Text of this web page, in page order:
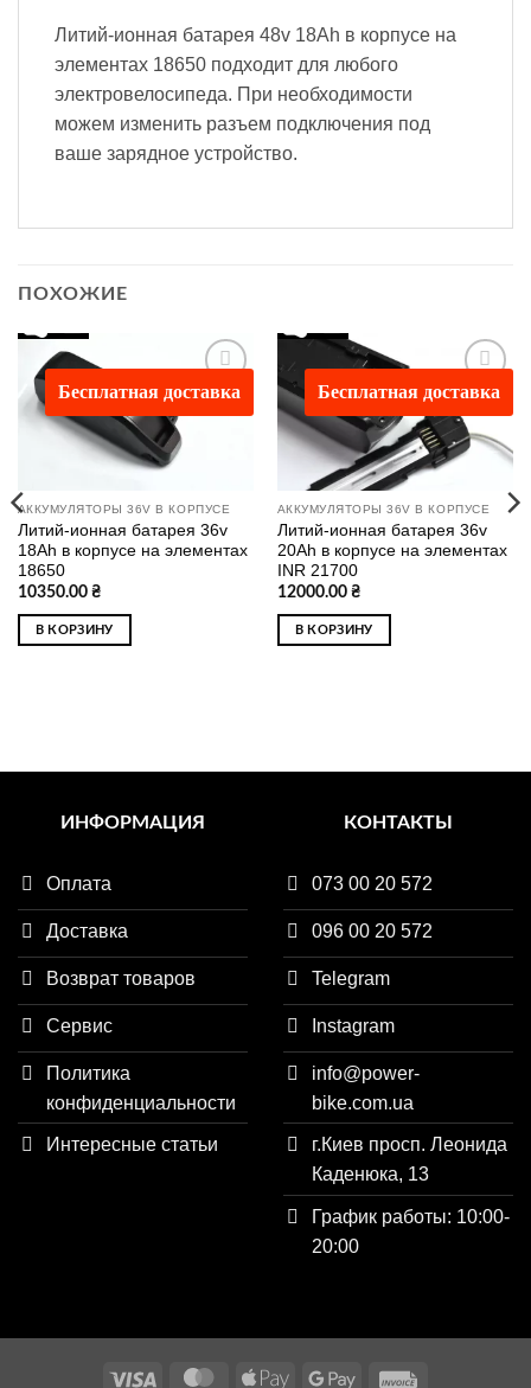
Литий-ионная батарея 48v 18Ah в корпусе на
элементах 18650 подходит для любого
электровелосипеда. При необходимости
можем изменить разъем подключения под
ваше зарядное устройство.
ПОХОЖИЕ
Бесплатная доставка
Додати
до
АККУМУЛЯТОРЫ 36V В КОРПУСЕ
Литий-ионная батарея 36v
18Ah в корпусе на элементах
18650
10350.00 ₴
В КОРЗИНУ
Бесплатная доставка
Додати
до
списку
бажань
АККУМУЛЯТОРЫ 36V В КОРПУСЕ
Литий-ионная батарея 36v
20Ah в корпусе на элементах
INR 21700
12000.00 ₴
В КОРЗИНУ
ИНФОРМАЦИЯ
Оплата
Доставка
Возврат товаров
Сервис
Политика
конфиденциальности
Интересные статьи
КОНТАКТЫ
073 00 20 572
096 00 20 572
Telegram
Instagram
info@power-
bike.com.ua
г.Киев просп. Леонида
Каденюка, 13
График работы: 10:00-
20:00
Visa MasterCardApple Google